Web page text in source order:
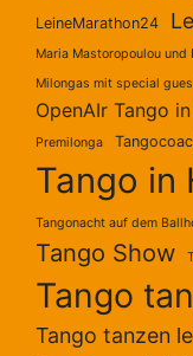
LeineMarathon24
Maria Mastoropoulou
Milongas mit special
OpenAIr Tango
Premilonga
Tango in
Tangonacht auf dem
Tango Show
Tango
Tango tanzen